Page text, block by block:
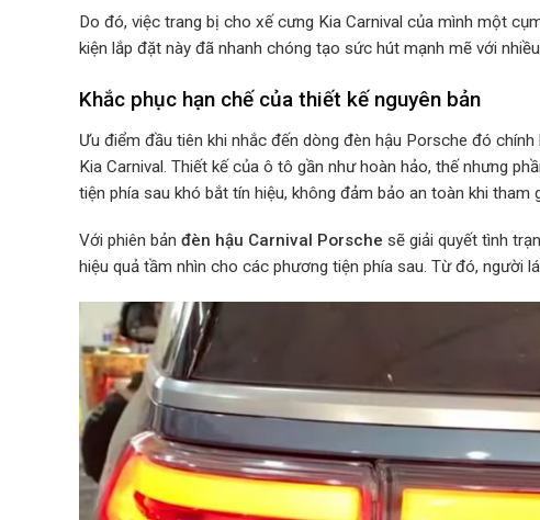
Do đó, việc trang bị cho xế cưng Kia Carnival của mình một
kiện lắp đặt này đã nhanh chóng tạo sức hút mạnh mẽ với
Khắc phục hạn chế của thiết kế nguyên bản
Ưu điểm đầu tiên khi nhắc đến dòng đèn hậu Porsche đó
Kia Carnival. Thiết kế của ô tô gần như hoàn hảo, thế nhưng
tiện phía sau khó bắt tín hiệu, không đảm bảo an toàn khi tham
Với phiên bản đèn hậu Carnival Porsche sẽ giải quyết tình
hiệu quả tầm nhìn cho các phương tiện phía sau. Từ đó, người